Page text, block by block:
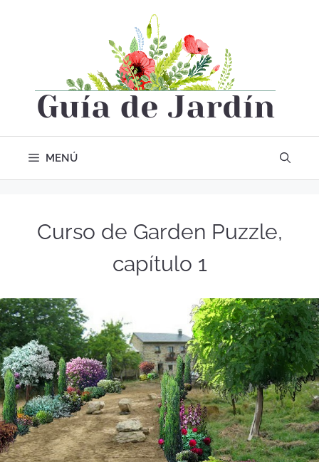
MENÚ
Curso de Garden Puzzle,
capítulo 1